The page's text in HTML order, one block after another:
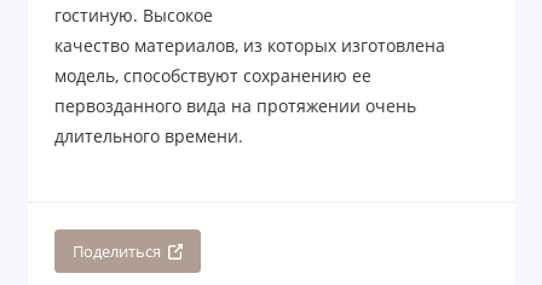
гостиную. Высокое
качество материалов, из которых изготовлена
модель, способствуют сохранению ее
первозданного вида на протяжении очень
длительного времени.
Поделиться